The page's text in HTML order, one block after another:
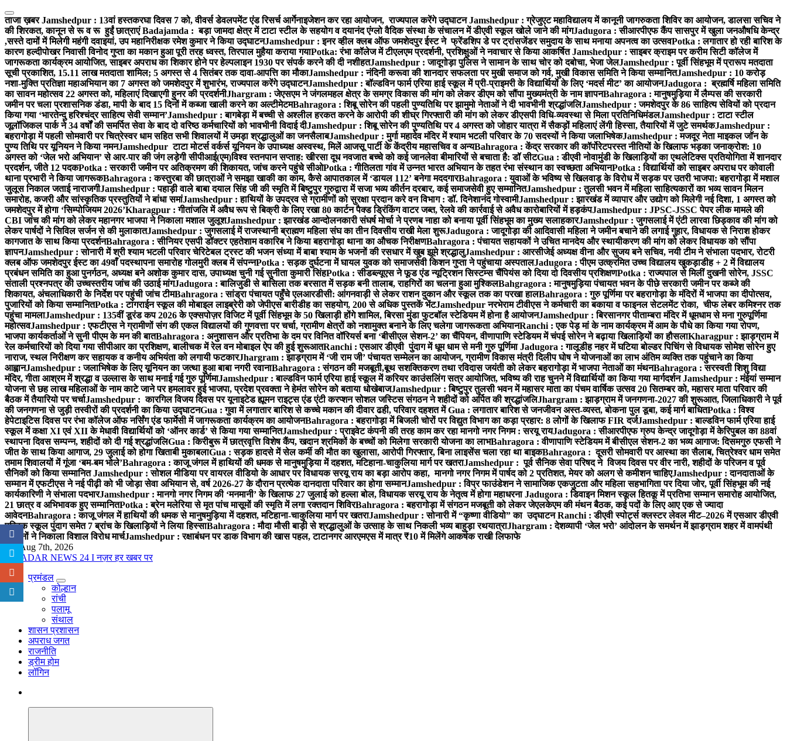
Skip
to
content
ताजा ख़बरJamshedpur : 13वां हस्तकरघा दिवस 7 को, वीवर्स डेवलपमेंट एंड रिसर्च आर्गेनाइजेशन कर रहा आयोजन, राज्यपाल करेंगे उद्घाटनJamshedpur : ग्रेजुएट महाविद्यालय में कानूनी जागरुकता शिविर का आयोजन, डालसा सचिव ने
की शिरकत, कानून से रू व रू हुईं छात्राएंBadajamda : बड़ा जामदा क्षेत्र में टाटा स्टील के सहयोग व दयानंद एंग्लो वैदिक संस्था के संचालन में डीएवी स्कूल खोले जाने की मांगJadugora : सीआरपीएफ कैंप सासपुर में खुला जनऔषधि केन्द्र
,सस्ते दामों में मिलेगी महंगी दवाइयां, उप महानिरीक्षक रमेश कुमार ने किया उद्घाटनJamshedpur : इनर व्हील क्लब ऑफ जमशेदपुर ईस्ट ने फ्रेंडशिप डे पर ट्रांसजेंडर समुदाय के साथ मनाया अपनत्व का उत्सवPotka : लगातार हो रही बारिश के
कारण हल्दीपोखर निवासी विनोद गुप्ता का मकान हुआ पूरी तरह ध्वस्त, तिरपाल मुहैया कराया गयाPotka: रंभा कॉलेज में टीएलएम प्रदर्शनी, प्रशिक्षुओं ने नवाचार से किया आकर्षितJamshedpur : साइबर क्राइम पर करीम सिटी कॉलेज में
जागरूकता कार्यक्रम आयोजित, साइबर अपराध का शिकार होने पर हेल्पलाइन 1930 पर संपर्क करने की दी नशीहतJamshedpur : जादूगोड़ा पुलिस ने सामान के साथ चोर को दबोचा, भेजा जेलJamshedpur : पूर्वी सिंहभूम में प्रारूप मतदाता
सूची प्रकाशित, 15.11 लाख मतदाता शामिल; 5 अगस्त से 4 सितंबर तक दावा-आपत्ति का मौकाJamshedpur : नंदिनी करूवा की शानदार सफलता पर मुखी समाज को गर्व, मुखी विकास समिति ने किया सम्मानितJamshedpur : 10 करोड़
नशा-मुक्ति प्रतिज्ञा महाअभियान का 7 अगस्त को जमशेदपुर में शुभारंभ, राज्यपाल करेंगे उद्घाटनJamshedpur : बॉल्डविन फार्म एरिया हाई स्कूल में प्री-प्राइमरी के विद्यार्थियों के लिए ‘मदर्स मीट’ का आयोजनJadugora : ब्रह्मर्षि महिला समिति
का सावन महोत्सव 22 अगस्त को, महिलाएं दिखाएगी हुनर की प्रदर्शनीJhargram : जेएसएम ने जंगलमहल क्षेत्र के समग्र विकास की मांग को लेकर डीएम को सौंपा मुख्यमंत्री के नाम ज्ञापनBahragora : मानुषमुड़िया में लैम्पस की सरकारी
जमीन पर चला प्रशासनिक डंडा, मापी के बाद 15 दिनों में कब्जा खाली करने का अल्टीमेटमBahragora : शिबू सोरेन की पहली पुण्यतिथि पर झामुमो नेताओं ने दी भावभीनी श्रद्धांजलिJamshedpur : जमशेदपुर के 86 साहित्य सेवियों को प्रदान
किया गया ‘भारतेन्दु हरिश्चंद्र साहित्य सेवी सम्मान’Jamshedpur : बागबेड़ा में बच्ची से अश्लील हरकत करने के आरोपी की शीघ्र गिरफ्तारी की मांग को लेकर डीएसपी विधि-व्यवस्था से मिला प्रतिनिधिमंडलJamshedpur : टाटा स्टील
जूलॉजिकल पार्क ने 34 वर्षों की समर्पित सेवा के बाद दो वरिष्ठ कर्मचारियों को भावभीनी विदाई दीJamshedpur : शिबू सोरेन की पुण्यतिथि पर 4 अगस्त को जोहार यात्रा में सैकड़ों महिलाएं लेंगी हिस्सा, तैयारियों में जुटे समर्थकJamshedpur :
बहरागोड़ा में पहली सोमवारी पर चित्रेस्वर धाम सहित सभी शिवालयों में उमड़ा श्रद्धालुओं का जनसैलाबJamshedpur : मुर्गा महादेव मंदिर में श्याम भटली परिवार के 70 सदस्यों ने किया जलाभिषेकJamshedpur : मजदूर नेता माइकल जॉन के
पुण्य तिथि पर यूनियन ने किया नमनJamshedpur टाटा मोटर्स वर्कर्स यूनियन के उपाध्यक्ष अस्वस्थ, मिलें आजसू पार्टी के केंद्रीय महासचिव व अन्यBahragora : केंद्र सरकार की कॉर्पोरेटपरस्त नीतियों के खिलाफ भड़का जनाक्रोश: 10
अगस्त को ‘जेल भरो अभियान’ से आर-पार की जंग लड़ेगी सीपीआई(एम)विश्व स्तनपान सप्ताह: खीरसा दूध नवजात बच्चे को कई जानलेवा बीमारियों से बचाता है: डॉ सीटGua : डीएवी नोवामुंडी के खिलाड़ियों का एथलेटिक्स प्रतियोगिता में शानदार
प्रदर्शन, जीते 12 पदकPotka : सरकारी जमीन पर अतिक्रमण की शिकायत, जांच करने पहुंचे सीओPotka : गीतिलता गांव में उन्नत भारत अभियान के तहत रंभा संस्थान का स्वच्छता अभियानPotka : विद्यार्थियों को साइबर अपराध पर कोवाली
थाना प्रभारी ने किया जागरूकBahragora : कस्तुरबा की छात्राओं ने समझा खाकी का काम, कैसे आपातकाल में ‘डायल 112’ बनेगा मददगारBahragora : युवाओं के भविष्य से खिलवाड़ के विरोध में सड़क पर उतरी भाजपा: बहरागोड़ा में मशाल
जुलूस निकाल जताई नाराजगीJamshedpur : पहाड़ी वाले बाबा दयाल सिंह जी की स्मृति में बिष्टुपुर गुरुद्वारा में सजा भव्य कीर्तन दरबार, कई समाजसेवी हुए सम्मानितJamshedpur : तुलसी भवन में महिला साहित्यकारों का भव्य सावन मिलन
समारोह, कजरी और सांस्कृतिक प्रस्तुतियों ने बांधा समांJamshedpur : हाथियों के उपद्रव से ग्रामीणों को सुरक्षा प्रदान करे वन विभाग : डॉ. दिनेशानंद गोस्वामीJamshedpur : झारखंड में व्यापार और उद्योग को मिलेगी नई दिशा, 1 अगस्त को
जमशेदपुर में होगा ‘सिम्पोजियम 2026’Kharagpur : गीतांजलि में अवैध रूप से बिक्री के लिए रखा 80 कार्टन पैक्ड ड्रिंकिंग वाटर जब्त, रेलवे की कार्रवाई से अवैध कारोबारियों में हड़कंपJamshedpur : JPSC-JSSC पेपर लीक मामले की
CBI जांच की मांग को लेकर महानगर भाजपा ने निकाला मशाल जुलूशJamshedpur : झारखंड आन्दोलनकारी संघर्ष मोर्चा ने प्रणब नाहा को बनाया पूर्वी सिंहभूम का मुख्य सलाहकारJamshedpur : जुगसलाई में एंटी लारवा छिड़काव की मांग को
लेकर पार्षदों ने सिविल सर्जन से की मुलाकातJamshedpur : जुगसलाई में राजस्थानी ब्राह्मण महिला संघ का तीन दिवसीय राखी मेला शुरूJadugora : जादूगोड़ा की आदिवासी महिला ने जमीन बचाने की लगाई गुहार, विधायक से निराश होकर
कागजात के साथ किया प्रदर्शनBahragora : सीनियर एसपी डॉक्टर एहतेशाम वकारिब ने किया बहरागोड़ा थाना का औचक निरीक्षणBahragora : पंचायत सहायकों ने उचित मानदेय और स्थायीकरण की मांग को लेकर विधायक को सौंपा
ज्ञापनJamshedpur : सोनारी में श्री श्याम भटली परिवार चेरिटेबल ट्रस्ट की भजन संध्या में बाबा श्याम के भजनों की रसधार में खुब झूमे श्रद्धालुJamshedpur : आरसीजेई अध्यक्ष वीना और सुजय बने सचिव, नयी टीम ने संभाला पदभार, रोटरी
क्लब ऑफ जमशेदपुर ईस्ट का 49वाँ पदस्थापना समारोह गोलमुरी क्लब में संपन्नPotka : सड़क दुर्घटना में घायल युवक को समाजसेवी किशन गुप्ता ने पहुंचाया अस्पतालJadugora : पीएम उत्क्रमित उच्च विद्यालय खुकड़ाडीह + 2 में विद्यालय
प्रबंधन समिति का हुआ पुनर्गठन, अध्यक्ष बने अशोक कुमार दास, उपाध्यक्ष चुनी गई सुनीता कुमारी सिंहPotka : सीडब्ल्यूएस ने फूड एंड न्यूट्रिशन सिस्टम्स चैंपियंस को दिया दो दिवसीय प्रशिक्षणPotka : राज्यपाल से मिलीं दुखनी सोरेन, JSSC
संताली प्रश्नपत्र की उच्चस्तरीय जांच की उठाई मांगJadugora : बालिजुडी से बासिला तक बरसात में सड़क बनी तालाब, राहगिरों का चलना हुआ मुश्किलBahgragora : मानुषमुड़िया पंचायत भवन के पीछे सरकारी जमीन पर कब्जे की
शिकायत, अंचलाधिकारी के निर्देश पर पहुंची जांच टीमBahragora : सांड्रा पंचायत पहुँचे एलआरडीसी: आंगनवाड़ी से लेकर राशन दुकान और स्कूल तक का परखा हालBahragora : गुरु पूर्णिमा पर बहरागोड़ा के मंदिरों में भाजपा का दीपोत्सव,
पुजारियों को किया सम्मानितPotka : टांगराईन स्कूल की मोबाइल लाइब्रेरी को जेपीएस बारीडीह का सहयोग, 200 से अधिक पुस्तकें भेंटJamshedpur नरभेराम टीवीएस ने कर्मचारी का बकाया व फाइनल सेटलमेंट रोका, चीफ लेबर कमिश्नर तक
पहुंचा मामलाJamshedpur : 135वीं डूरंड कप 2026 के एक्सपोज़र विजिट में पूर्वी सिंहभूम के 50 खिलाड़ी होंगे शामिल, बिरसा मुंडा फुटबॉल स्टेडियम में होना है आयोजनJamshedpur : बिरसानगर पीताम्बरा मंदिर में धूमधाम से मना गुरुपूर्णिमा
महोत्सवJamshedpur : एफटीएस ने ग्रामीणों संग की एकल विद्यालयों की गुणवत्ता पर चर्चा, ग्रामीण क्षेत्रों को नशामुक्त बनाने के लिए चलेगा जागरूकता अभियानRanchi : एक पेड़ मां के नाम कार्यक्रम में आम के पौधे का किया गया रोपण,
भाजपा कार्यकर्ताओं ने सुनी पीएम के मन की बातBahragora : अनुशासन और प्रतिभा के दम पर विनित वॉरियर्स बना ‘बीसीएल सेशन-2’ का चैंपियन, वीणापाणि स्टेडियम में चंपई सोरेन ने बढ़ाया खिलाड़ियों का हौसलाKharagpur : झाड़ग्राम में
रेल कर्मचारियों को दिया गया सीपीआर का प्रशिक्षण, बालीचक में रेल वन मोबाइल ऐप की हुई शुरूआतRanchi : एसआर डीएवी पुंदाग में धूम धाम से मनी गुरु पूर्णिमाJadugora : गालूडीह नहर में घटिया बोल्डर पिचिंग से विधायक सोमेश सोरेन हुए
नाराज, स्थल निरीक्षण कर सहायक व कनीय अभियंता को लगायी फटकारJhargram : झाड़ग्राम में ‘जी राम जी’ पंचायत सम्मेलन का आयोजन, ग्रामीण विकास मंत्री दिलीप घोष ने योजनाओं का लाभ अंतिम व्यक्ति तक पहुंचाने का किया
आह्वानJamshedpur : जलाभिषेक के लिए यूनियन का जत्था हुआ बाबा नगरी रवानाBahragora : संगठन की मजबूती,बूथ सशक्तिकरण तथा रविदास जयंती को लेकर बहरागोड़ा में भाजपा नेताओं का मंथनBahragora : सरस्वती शिशु विद्या
मंदिर, गीता आश्रम में श्रद्धा व उल्लास के साथ मनाई गई गुरु पूर्णिमाJamshedpur : बाल्डविन फार्म एरिया हाई स्कूल में करियर काउंसलिंग सत्र आयोजित, भविष्य की राह चुनने में विद्यार्थियों का किया गया मार्गदर्शनJamshedpur : मंईयां सम्मान
योजना से छह लाख महिलाओं के नाम काटे जाने पर हमलावर हुई भाजपा, प्रदेश प्रवक्ता ने हेमंत सोरेन को बताया धोखेबाजJamshedpur : बिष्टुपुर तुलसी भवन में महासर माता का पंचम वार्षिक उत्सव 20 सितम्बर को, महासर माता परिवार की
बैठक में तैयारियो पर चर्चाJamshedpur : कारगिल विजय दिवस पर यूनाइटेड ह्यूमन राइट्स एंड एंटी करप्शन सोशल जस्टिस संगठन ने शहीदों को अर्पित की श्रद्धांजलिJhargram : झाड़ग्राम में जनगणना-2027 की शुरूआत, जिलाधिकारी ने पूर्व
की जनगणना से जुड़ी तस्वीरों की प्रदर्शनी का किया उद्घाटनGua : गुवा में लगातार बारिश से कच्चे मकान की दीवार ढही, परिवार दहशत मेंGua : लगातार बारिश से जनजीवन अस्त-व्यस्त, बोकना पुल डूबा, कई मार्ग बाधितPotka : विश्व
हेपेटाइटिस दिवस पर रंभा कॉलेज ऑफ नर्सिंग एंड फार्मेसी में जागरूकता कार्यक्रम का आयोजनBahragora : बहरागोड़ा में बिजली चोरों पर विद्युत विभाग का कड़ा प्रहार: 8 लोगों के खिलाफ FIR दर्जJamshedpur : बाल्डविन फार्म एरिया हाई
स्कूल में कक्षा XI एवं XII के मेधावी विद्यार्थियों को ‘ऑनर कार्ड’ से किया गया सम्मानितJamshedpur : प्राइवेट कंपनी की तरह काम कर रहा मानगो नगर निगम : सरयू रायJadugora : सीआरपीएफ ग्रुप केन्द्र जादूगोड़ा में केरिपुबल का 88वां
स्थापना दिवस सम्पन्न, शहीदों को दी गई श्रद्धांजलिGua : किरीबुरू में छात्रवृत्ति विशेष कैंप, खदान श्रमिकों के बच्चों को मिलेगा सरकारी योजना का लाभBahragora : वीणापाणि स्टेडियम में बीसीएल सेशन-2 का भव्य आगाज: दिसमगुरु एफसी ने
जीत के साथ किया आगाज, 29 जुलाई को होगा खिताबी मुकाबलाGua : सड़क हादसे में सेल कर्मी की मौत का खुलासा, आरोपी गिरफ्तार, बिना लाइसेंस चला रहा था बाइकBahragora : दूसरी सोमवारी पर आस्था का सैलाब, चित्रेश्वर धाम समेत
तमाम शिवालयों में गूंजा ‘बम-बम भोले’Bahragora : काजू जंगल में हाथियों की धमक से मानुषमुड़िया में दहशत, मटिहाना-चाकुलिया मार्ग पर खतराJamshedpur : पूर्व सैनिक सेवा परिषद ने विजय दिवस पर वीर नारी, शहीदों के परिजन व पूर्व
सैनिकों को किया सम्मानितJamshedpur : सोशल मीडिया पर वायरल वीडियो के आधार पर विधायक सरयू राय का बड़ा आरोप कहा, मानगो नगर निगम में पार्षद को 2 प्रतिशत, मेयर को अलग से कमीशन चाहिएJamshedpur : दानदाताओं के
सम्मान में एफटीएस ने नई पीढ़ी को भी जोड़ा सेवा अभियान से, वर्ष 2026-27 के दौरान प्रत्येक दानदाता परिवार का होगा सम्मानJamshedpur : विप्र फाउंडेशन ने सामाजिक एकजुटता और महिला सहभागिता पर दिया जोर, पूर्वी सिंहभूम की नई
कार्यकारिणी ने संभाला पदभारJamshedpur : मानगो नगर निगम की ‘मनमानी’ के खिलाफ 27 जुलाई को हल्ला बोल, विधायक सरयू राय के नेतृत्व में होगा महाधरनाJadugora : डिवाइन मिशन स्कूल हितकू में प्रतिभा सम्मान समारोह आयोजित,
21 छात्र व अभिभावक हुए सम्मानितPotka : ब्रेन मलेरिया से मृत पांच मासूमों की स्मृति में लगा रक्तदान शिविरBahragora : बहरागोड़ा में संगठन मजबूती को लेकर जेएलकेएम की मंथन बैठक, कई पदों के लिए आए एक से ज्यादा
आवेदनBahragora : काजू जंगल में हाथियों की धमक से मानुषमुड़िया में दहशत, मटिहाना-चाकुलिया मार्ग पर खतराJamshedpur : सोनारी में “कृष्णा वीडियो” का उद्घाटनRanchi : डीएवी स्पोर्ट्स क्लस्टर लेवल मीट–2026 में एसआर डीएवी
पब्लिक स्कूल पुंदाग समेत 7 ब्रांच के खिलाड़ियों ने लिया हिस्साBahragora : मौदा मौसी बाड़ी से श्रद्धालुओं के उत्साह के साथ निकली भव्य बाहुड़ा रथयात्राJhargram : देशव्यापी ‘जेल भरो’ आंदोलन के समर्थन में झाड़ग्राम शहर में वामपंथी
संगठनों ने निकाला विशाल विरोध मार्चJamshedpur : रक्षाबंधन पर डाक विभाग की खास पहल, टाटानगर आरएमएस में मात्र ₹10 में मिलेंगे आकर्षक राखी लिफाफे
Fri. Aug 7th, 2026
नज़र हर खबर पर
प्रमंडल
कोल्हान
रांची
पलामू
संथाल
शासन प्रशासन
अपराध जगत
राजनीति
ड्रीम होम
लॉगिन